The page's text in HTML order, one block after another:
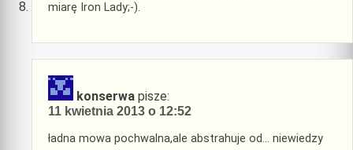
miarę Iron Lady;-).
konserwa pisze:
11 kwietnia 2013 o 12:52
ładna mowa pochwalna,ale abstrahuje od… niewiedzy